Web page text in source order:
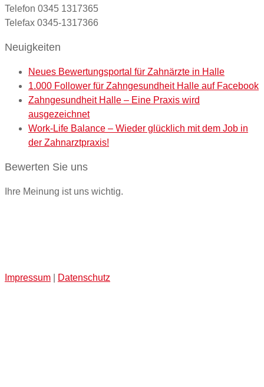
Telefon 0345 1317365
Telefax 0345-1317366
Neuigkeiten
Neues Bewertungsportal für Zahnärzte in Halle
1.000 Follower für Zahngesundheit Halle auf Facebook
Zahngesundheit Halle – Eine Praxis wird
ausgezeichnet
Work-Life Balance – Wieder glücklich mit dem Job in
der Zahnarztpraxis!
Bewerten Sie uns
Ihre Meinung ist uns wichtig.
Impressum Datenschutz